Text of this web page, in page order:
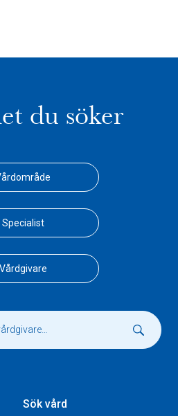
du söker
Specialist
Vårdgivare
Sök vård